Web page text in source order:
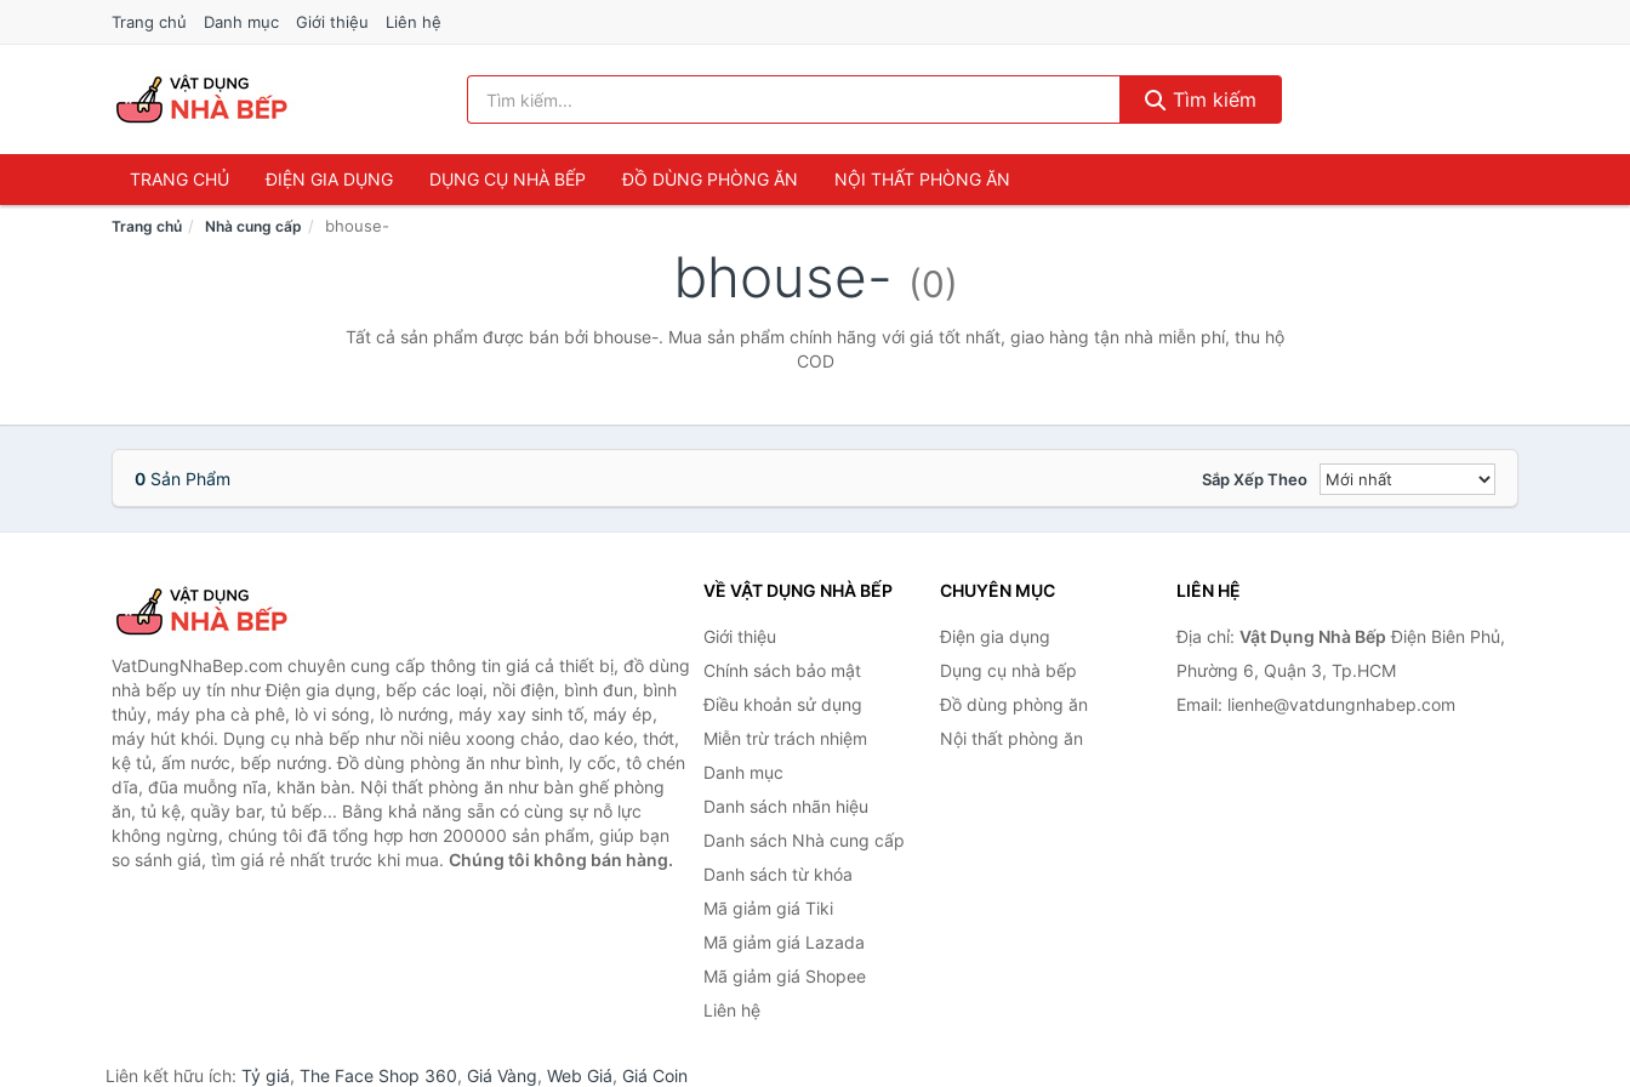
Trang chủ Danh mục Giới thiệu Liên hệ
Tìm kiếm
TRANG CHỦ ĐIỆN GIA DỤNG DỤNG CỤ NHÀ BẾP ĐỒ DÙNG PHÒNG ĂN NỘI THẤT PHÒNG ĂN
Trang chủ Nhà cung cấp bhouse-
bhouse- (0)
Tất cả sản phẩm được bán bởi bhouse-. Mua sản phẩm chính hãng với giá tốt nhất, giao hàng tận nhà miễn phí, thu hộ
COD
0 Sản Phẩm Sắp Xếp Theo
VatDungNhaBep.com chuyên cung cấp thông tin giá cả thiết bị, đồ dùng
nhà bếp uy tín như Điện gia dụng, bếp các loại, nồi điện, bình đun, bình
thủy, máy pha cà phê, lò vi sóng, lò nướng, máy xay sinh tố, máy ép,
máy hút khói. Dụng cụ nhà bếp như nồi niêu xoong chảo, dao kéo, thớt,
kệ tủ, ấm nước, bếp nướng. Đồ dùng phòng ăn như bình, ly cốc, tô chén
dĩa, đũa muỗng nĩa, khăn bàn. Nội thất phòng ăn như bàn ghế phòng
ăn, tủ kệ, quầy bar, tủ bếp... Bằng khả năng sẵn có cùng sự nỗ lực
không ngừng, chúng tôi đã tổng hợp hơn 200000 sản phẩm, giúp bạn
so sánh giá, tìm giá rẻ nhất trước khi mua. Chúng tôi không bán hàng.
VỀ VẬT DỤNG NHÀ BẾP
Giới thiệu
Chính sách bảo mật
Điều khoản sử dụng
Miễn trừ trách nhiệm
Danh mục
Danh sách nhãn hiệu
Danh sách Nhà cung cấp
Danh sách từ khóa
Mã giảm giá Tiki
Mã giảm giá Lazada
Mã giảm giá Shopee
Liên hệ
CHUYÊN MỤC
Điện gia dụng
Dụng cụ nhà bếp
Đồ dùng phòng ăn
Nội thất phòng ăn
LIÊN HỆ
Địa chỉ: Vật Dụng Nhà Bếp Điện Biên Phủ,
Phường 6, Quận 3, Tp.HCM
Email: lienhe@vatdungnhabep.com
Liên kết hữu ích: Tỷ giá, The Face Shop 360, Giá Vàng, Web Giá, Giá Coin